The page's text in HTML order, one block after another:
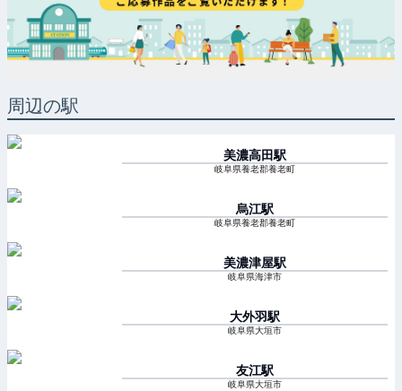
周辺の駅
美濃高田駅
岐阜県養老郡養老町
烏江駅
岐阜県養老郡養老町
美濃津屋駅
岐阜県海津市
大外羽駅
岐阜県大垣市
友江駅
岐阜県大垣市